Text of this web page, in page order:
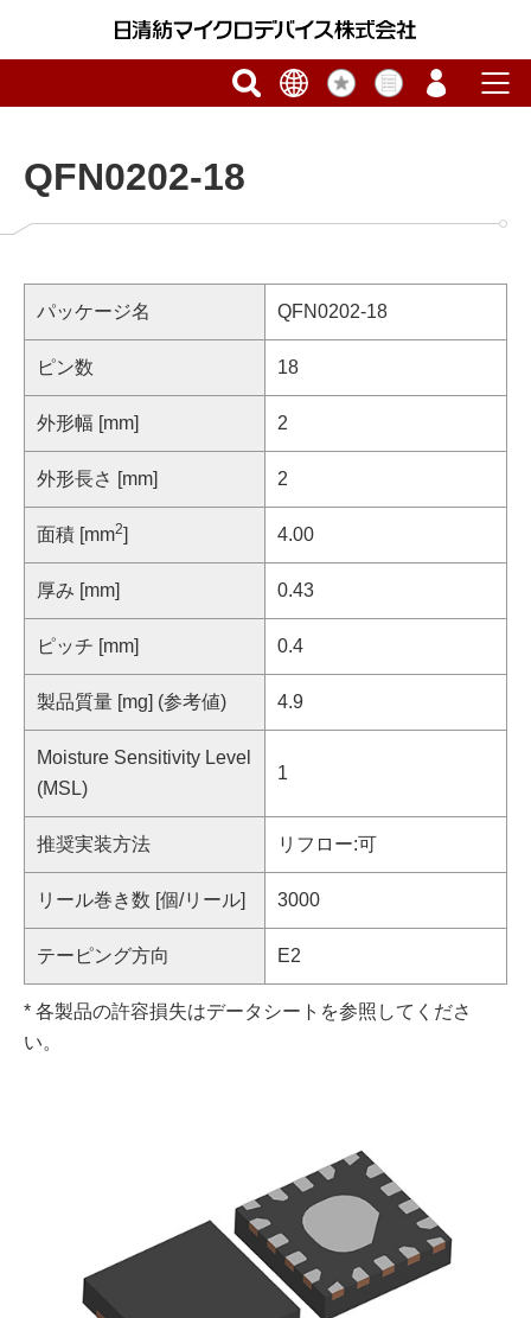
QFN0202-18
パッケージ名 QFN0202-18
ピン数 18
外形幅 [mm] 2
外形長さ [mm] 2
面積 [mm2] 4.00
厚み [mm] 0.43
ピッチ [mm] 0.4
製品質量 [mg] (参考値) 4.9
Moisture Sensitivity Level
(MSL)
1
推奨実装方法 リフロー:可
リール巻き数 [個/リール] 3000
テーピング方向 E2
* 各製品の許容損失はデータシートを参照してくださ
い。